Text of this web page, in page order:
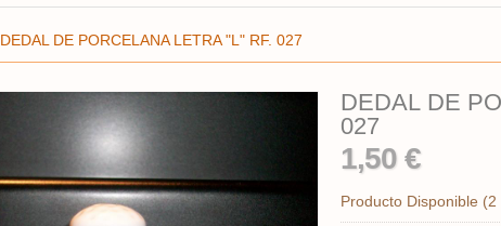
DEDAL DE PORCELANA LETRA "L" RF. 027
DEDAL DE
027
1,50 €
Producto Disponible (2